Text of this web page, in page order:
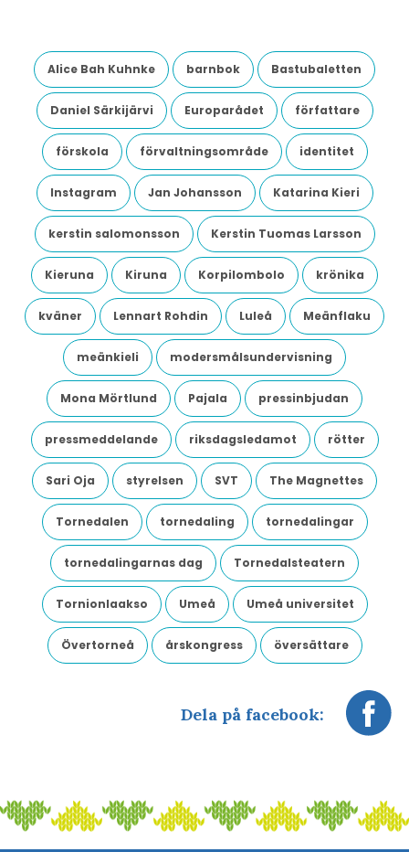
Alice Bah Kuhnke barnbok Bastubaletten
Daniel Särkijärvi Europarådet författare
förskola förvaltningsområde identitet
Instagram Jan Johansson Katarina Kieri
kerstin salomonsson Kerstin Tuomas Larsson
Kieruna Kiruna Korpilombolo krönika
kväner Lennart Rohdin Luleå Meänflaku
meänkieli modersmålsundervisning
Mona Mörtlund Pajala pressinbjudan
pressmeddelande riksdagsledamot rötter
Sari Oja styrelsen SVT The Magnettes
Tornedalen tornedaling tornedalingar
tornedalingarnas dag Tornedalsteatern
Tornionlaakso Umeå Umeå universitet
Övertorneå årskongress översättare
Dela på facebook: